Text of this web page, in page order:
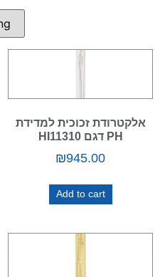
אלקטרודת זכוכית למדידת
PH דגם HI11310
₪945.00
Add to cart